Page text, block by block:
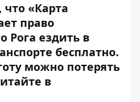
, что «Карта
право
Рога ездить в
бесплатно.
можно потерять
в